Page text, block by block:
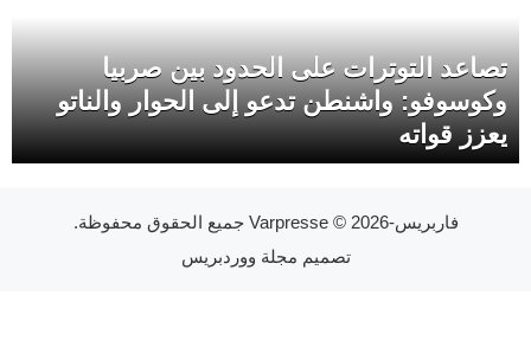
تصاعد التوترات على الحدود بين صربيا
وكوسوفو: واشنطن تدعو إلى الحوار والناتو
يعزز قواته
فاربريس-Varpresse© 2026 جميع الحقوق محفوظة.
تصميم مجلة ووردبريس